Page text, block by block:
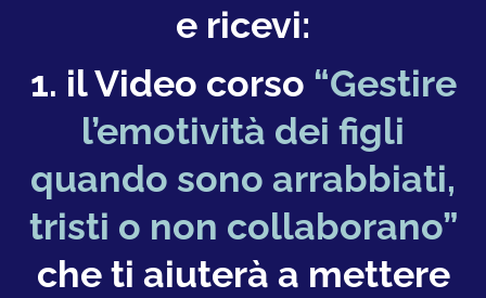
e ricevi:
1. il Video corso “Gestire
l’emotività dei figli
quando sono arrabbiati,
tristi o non collaborano”
che ti aiuterà a mettere